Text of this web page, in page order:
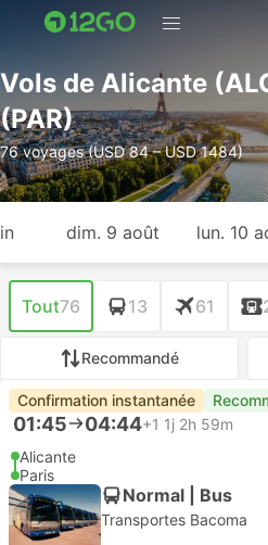
Vols de Alicante
(PAR)
76 voyages (USD 84 – USD 1484)
dim. 9 août lun. 10
Tout76 13 61
Recommandé
Confirmation instantanée
01:45 04:44+1 1j 2h 59m
Alicante
Paris
Normal | Bus
Transportes Bacoma